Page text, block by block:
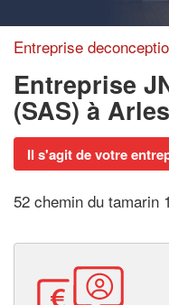
Entreprise
Entreprise
(SAS)à Arles
Il s'agit de votre
52 chemin du tamarin